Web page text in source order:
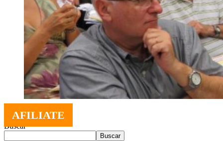
AFILIATE
Buscar
Buscar